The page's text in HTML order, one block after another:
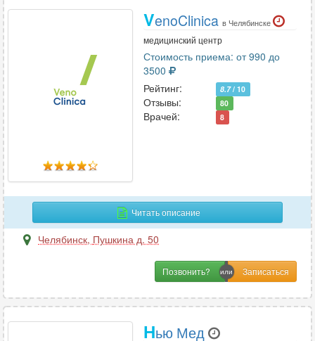
VenoClinica в Челябинске
медицинский центр
Стоимость приема: от 990 до
3500
Рейтинг:
8.7/ 10
Отзывы: 80
Врачей: 8
Читать описание
Челябинск, Пушкина д. 50
Позвонить?
Нью Мед